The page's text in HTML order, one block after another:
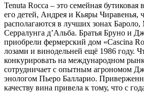
Tenuta Rocca – это семейная
его детей, Андрея и Кьяры Чиравенья,
располагаются в лучших зонах
Серралунга д’Альба. Братья Бруно и
приобрели фермерский дом «Cascina
лозами и винодельней ещё 1986 году.
конкурировать на международном
сотрудничает с опытным агрономом
энологом Пьеро Балларио.
качеству вина привела к тому, что с